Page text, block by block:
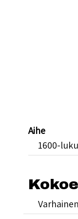
Aihe
1600-